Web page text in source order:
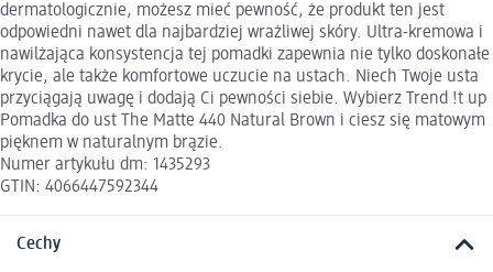
dermatologicznie, możesz mieć pewność, że produkt ten jest
odpowiedni nawet dla najbardziej wrażliwej skóry. Ultra-kremowa i
nawilżająca konsystencja tej pomadki zapewnia nie tylko doskonałe
krycie, ale także komfortowe uczucie na ustach. Niech Twoje usta
przyciągają uwagę i dodają Ci pewności siebie. Wybierz Trend !t up
Pomadka do ust The Matte 440 Natural Brown i ciesz się matowym
pięknem w naturalnym brązie.
Numer artykułu dm: 1435293
GTIN: 4066447592344
Cechy